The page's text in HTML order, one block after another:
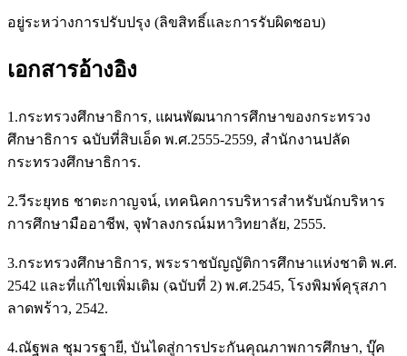
อยู่ระหว่างการปรับปรุง (ลิขสิทธิ์และการรับผิดชอบ)
เอกสารอ้างอิง
1.กระทรวงศึกษาธิการ, แผนพัฒนาการศึกษาของกระทรวง
ศึกษาธิการ ฉบับที่สิบเอ็ด พ.ศ.2555-2559, สำนักงานปลัด
กระทรวงศึกษาธิการ.
2.วีระยุทธ ชาตะกาญจน์, เทคนิคการบริหารสำหรับนักบริหาร
การศึกษามืออาชีพ, จุฬาลงกรณ์มหาวิทยาลัย, 2555.
3.กระทรวงศึกษาธิการ, พระราชบัญญัติการศึกษาแห่งชาติ พ.ศ.
2542 และที่แก้ไขเพิ่มเติม (ฉบับที่ 2) พ.ศ.2545, โรงพิมพ์คุรุสภา
ลาดพร้าว, 2542.
4.ณัฐพล ชุมวรฐายี, บันไดสู่การประกันคุณภาพการศึกษา, บุ๊ค